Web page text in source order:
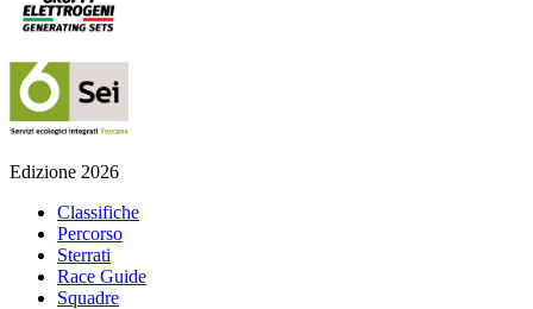
Edizione 2026
Classifiche
Percorso
Sterrati
Race Guide
Squadre